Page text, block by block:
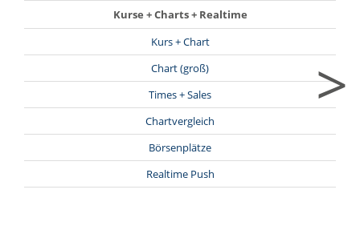
Kurse + Charts + Realtime
Kurs + Chart
Chart (groß)
Times + Sales
Chartvergleich
Börsenplätze
Realtime Push
>